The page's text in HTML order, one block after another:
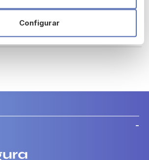
Butyrospermum Parkii (Shea
Fruit Oil, Helichrysum Italicum Extract
Configurar